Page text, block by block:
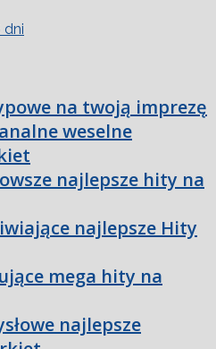
dni
na twoją imprezę
weselne
najlepsze hity na
najlepsze Hity
mega hity na
najlepsze